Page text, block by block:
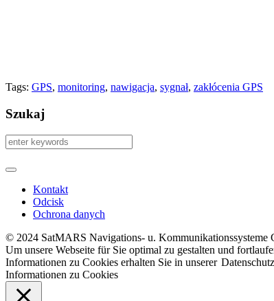
Tags: GPS, monitoring, nawigacja, sygnał, zakłócenia GPS
Szukaj
Kontakt
Odcisk
Ochrona danych
© 2024 SatMARS Navigations- u. Kommunikationssysteme
Um unsere Webseite für Sie optimal zu gestalten und
Informationen zu Cookies erhalten Sie in unserer
Informationen zu Cookies